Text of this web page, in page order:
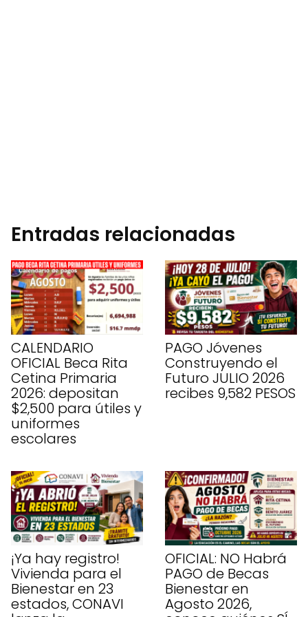
Entradas relacionadas
CALENDARIO
OFICIAL Beca Rita
Cetina Primaria
2026: depositan
$2,500 para útiles y
uniformes
escolares
PAGO Jóvenes
Construyendo el
Futuro JULIO 2026
recibes 9,582 PESOS
¡Ya hay registro!
Vivienda para el
Bienestar en 23
estados, CONAVI
OFICIAL: NO Habrá
PAGO de Becas
Bienestar en
Agosto 2026,